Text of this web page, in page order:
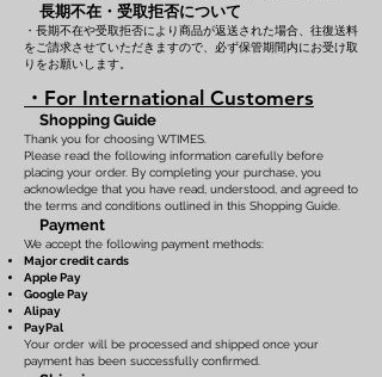
長期不在・受取拒否について
・長期不在や受取拒否により商品が返送された場合、往復送料
をご請求させていただきますので、必ず保管期間内にお受け取
りをお願いします。
・For International Customers
Shopping Guide
Thank you for choosing WTIMES.
Please read the following information carefully before
placing your order. By completing your purchase, you
acknowledge that you have read, understood, and agreed to
the terms and conditions outlined in this Shopping Guide.
Payment
We accept the following payment methods:
Major credit cards
Apple Pay
Google Pay
Alipay
PayPal
Your order will be processed and shipped once your
payment has been successfully confirmed.